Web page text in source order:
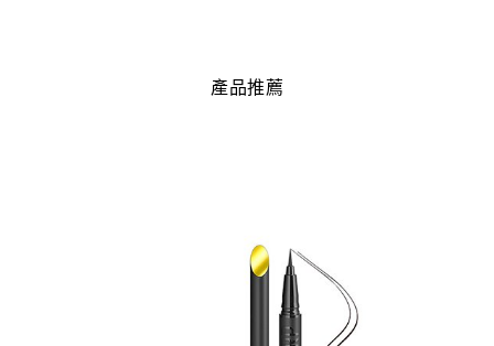
產品推薦